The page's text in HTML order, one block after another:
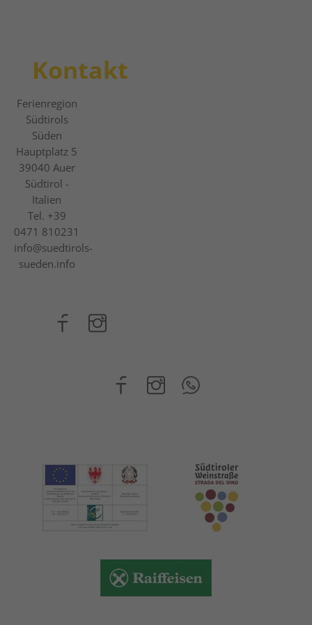
Kontakt
Ferienregion
Südtirols
Süden
Hauptplatz 5
39040 Auer
Südtirol -
Italien
Tel. +39
0471 810231
info@suedtirols-
sueden.info